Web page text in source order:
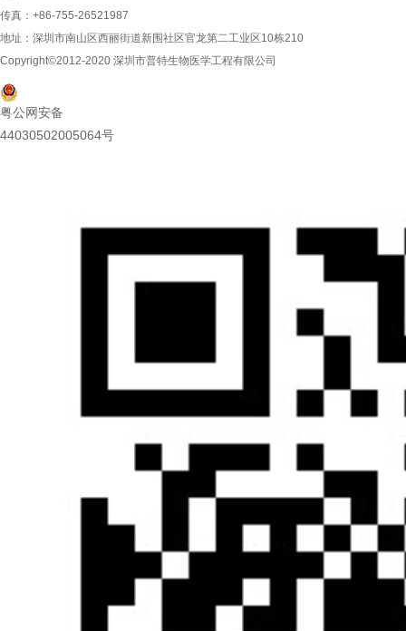
传真：+86-755-26521987
地址：深圳市南山区西丽街道新围社区官龙第二工业区10栋210
Copyright©2012-2020 深圳市普特生物医学工程有限公司
粤公网安备
44030502005064号